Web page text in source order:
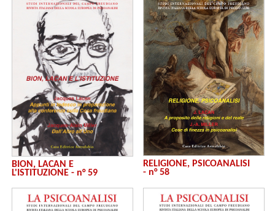
BION, LACAN E
L'ISTITUZIONE - n° 59
RELIGIONE, PSICOANALISI
- n° 58